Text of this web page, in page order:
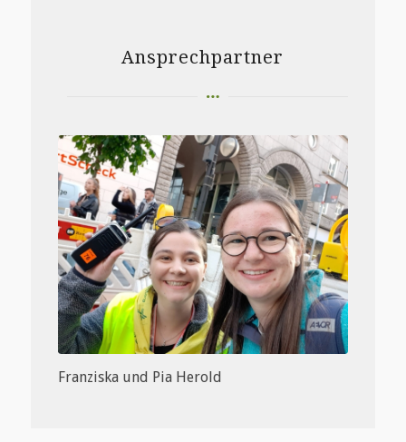
Ansprechpartner
Franziska und Pia Herold